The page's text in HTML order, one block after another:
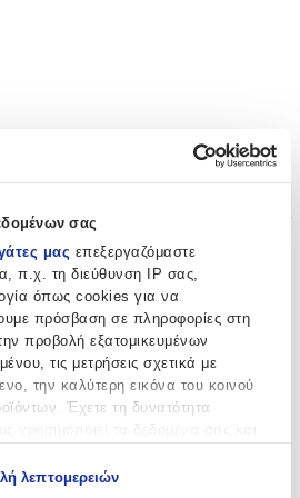
σας
μας επεξεργαζόμαστε
π.χ. τη διεύθυνση IP σας,
όπως cookies για να
πρόσβαση σε πληροφορίες στη
προβολή εξατομικευμένων
τις μετρήσεις σχετικά με
την καλύτερη εικόνα του κοινού
Έχετε τη δυνατότητα
λεπτομερειών
αποτελεσματική και ακριβή
για την περιποίηση των ποδιών,
χωρίς να τραυματίζουν το δέρμα.
τους παρέχει μεγάλη αντοχή στη
τις καθιστά απαραίτητο
φροντίδας νυχιών και ποδιών.
και υγιεινή προσωπική περιποίηση.